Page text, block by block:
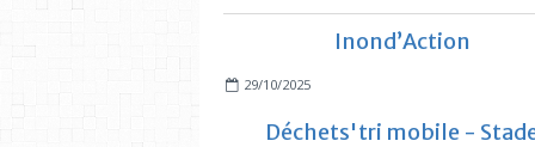
Inond’Action
29/10/2025
Déchets'tri mobile -